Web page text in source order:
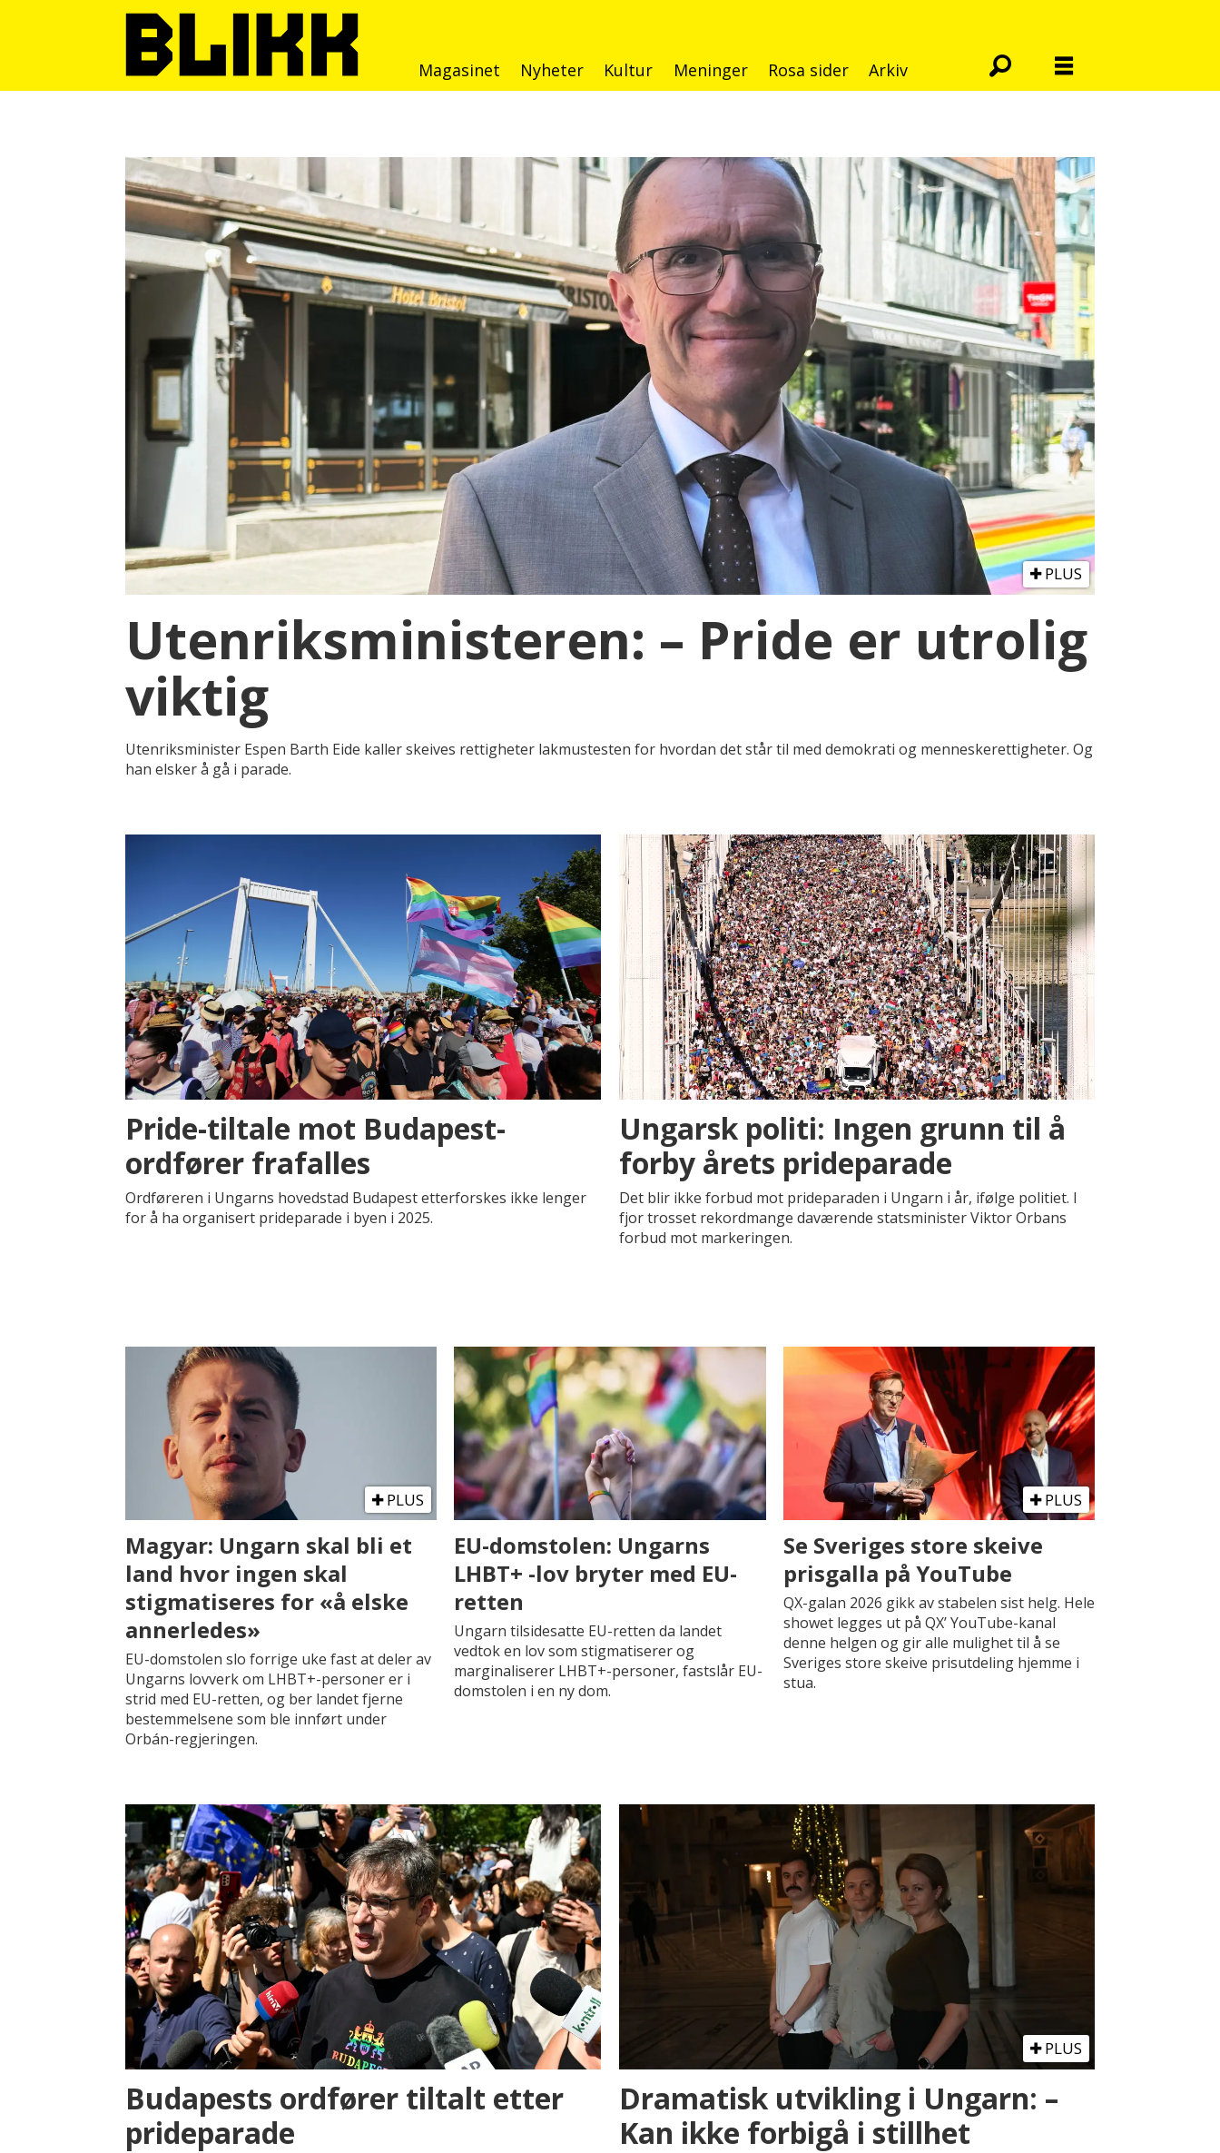
Magasinet Nyheter Kultur Meninger Rosa sider Arkiv
ungarn
PLUS
Utenriksministeren: – Pride er utrolig
viktig
Utenriksminister Espen Barth Eide kaller skeives rettigheter lakmustesten for hvordan det står til med demokrati og menneskerettigheter. Og
han elsker å gå i parade.
Pride-tiltale mot Budapest-
ordfører frafalles
Ordføreren i Ungarns hovedstad Budapest etterforskes ikke lenger
for å ha organisert prideparade i byen i 2025.
Ungarsk politi: Ingen grunn til å
forby årets prideparade
Det blir ikke forbud mot prideparaden i Ungarn i år, ifølge politiet. I
fjor trosset rekordmange daværende statsminister Viktor Orbans
forbud mot markeringen.
PLUS
Magyar: Ungarn skal bli et
land hvor ingen skal
stigmatiseres for «å elske
annerledes»
EU-domstolen slo forrige uke fast at deler av
Ungarns lovverk om LHBT+-personer er i
strid med EU-retten, og ber landet fjerne
bestemmelsene som ble innført under
Orbán-regjeringen.
EU-domstolen: Ungarns
LHBT+ -lov bryter med EU-
retten
Ungarn tilsidesatte EU-retten da landet
vedtok en lov som stigmatiserer og
marginaliserer LHBT+-personer, fastslår EU-
domstolen i en ny dom.
PLUS
Se Sveriges store skeive
prisgalla på YouTube
QX-galan 2026 gikk av stabelen sist helg. Hele
showet legges ut på QX’ YouTube-kanal
denne helgen og gir alle mulighet til å se
Sveriges store skeive prisutdeling hjemme i
stua.
Budapests ordfører tiltalt etter
prideparade
PLUS
Dramatisk utvikling i Ungarn: –
Kan ikke forbigå i stillhet